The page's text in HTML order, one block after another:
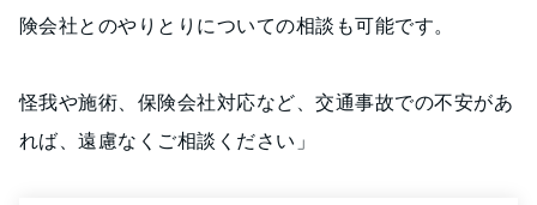
険会社とのやりとりについての相談も可能です。
怪我や施術、保険会社対応など、交通事故での不安があ
れば、遠慮なくご相談ください」